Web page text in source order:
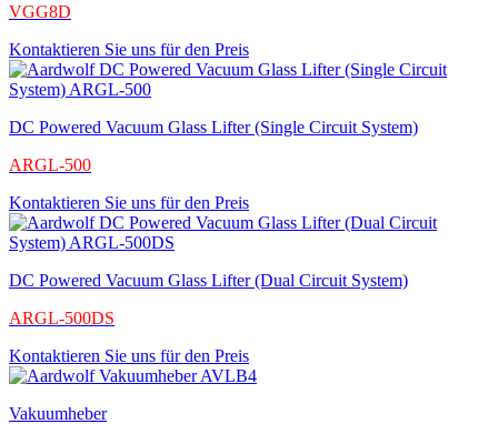
VGG8D
Kontaktieren Sie uns für den Preis
DC Powered Vacuum Glass Lifter (Single Circuit System)
ARGL-500
Kontaktieren Sie uns für den Preis
DC Powered Vacuum Glass Lifter (Dual Circuit System)
ARGL-500DS
Kontaktieren Sie uns für den Preis
Vakuumheber